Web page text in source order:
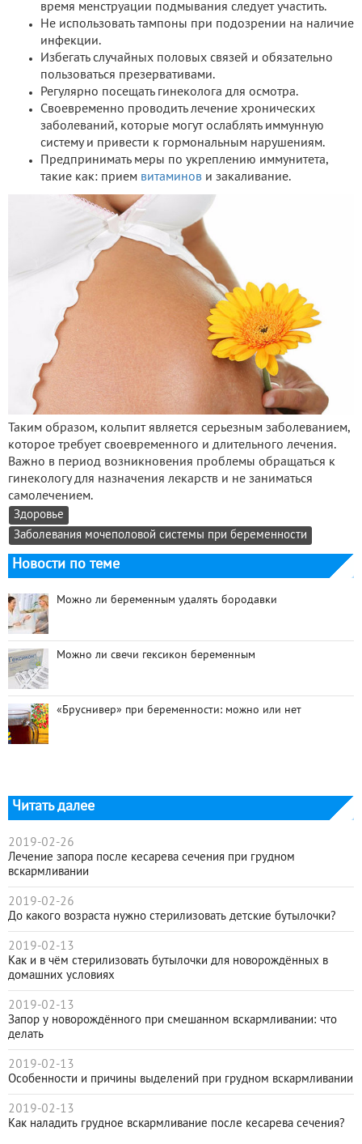
время менструации подмывания следует участить.
Не использовать тампоны при подозрении на наличие
инфекции.
Избегать случайных половых связей и обязательно
пользоваться презервативами.
Регулярно посещать гинеколога для осмотра.
Своевременно проводить лечение хронических
заболеваний, которые могут ослаблять иммунную
систему и привести к гормональным нарушениям.
Предпринимать меры по укреплению иммунитета,
такие как: прием витаминов и закаливание.
Таким образом, кольпит является серьезным заболеванием,
которое требует своевременного и длительного лечения.
Важно в период возникновения проблемы обращаться к
гинекологу для назначения лекарств и не заниматься
самолечением.
Здоровье
Заболевания мочеполовой системы при беременности
Новости по теме
Можно ли беременным удалять бородавки
Можно ли свечи гексикон беременным
«Бруснивер» при беременности: можно или нет
Читать далее
2019-02-26
Лечение запора после кесарева сечения при грудном
вскармливании
2019-02-26
До какого возраста нужно стерилизовать детские бутылочки?
2019-02-13
Как и в чём стерилизовать бутылочки для новорождённых в
домашних условиях
2019-02-13
Запор у новорождённого при смешанном вскармливании: что
делать
2019-02-13
Особенности и причины выделений при грудном вскармливании
2019-02-13
Как наладить грудное вскармливание после кесарева сечения?